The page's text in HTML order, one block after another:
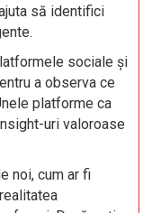
să identifici
sociale și
a observa ce
platforme ca
uri valoroase
noi, cum ar fi